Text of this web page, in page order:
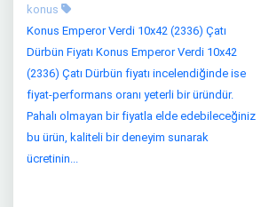
konus
Konus Emperor Verdi 10x42 (2336) Çatı
Dürbün Fiyatı Konus Emperor Verdi 10x42
(2336) Çatı Dürbün fiyatı incelendiğinde ise
fiyat-performans oranı yeterli bir üründür.
Pahalı olmayan bir fiyatla elde edebileceğiniz
bu ürün, kaliteli bir deneyim sunarak
ücretinin...